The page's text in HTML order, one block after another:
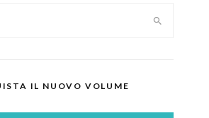
IL NUOVO VOLUME